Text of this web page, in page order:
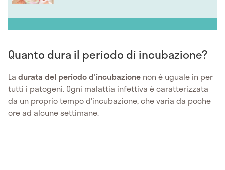
Quanto dura il periodo di incubazione?
La durata del periodo d'incubazione non è uguale in per
tutti i patogeni. Ogni malattia infettiva è caratterizzata
da un proprio tempo d'incubazione, che varia da poche
ore ad alcune settimane.